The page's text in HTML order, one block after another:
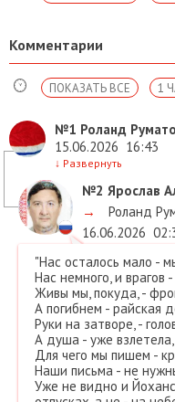
Комментарии
1
ПОКАЗАТЬ ВСЕ
№1 Роланд
15.06.2026 16:43
↓ Развернуть
№2 Ярослав
→
Роланд
16.06.2026
"Нас осталось мало -
Нас немного, и врагов
Живы мы, покуда, -
А погибнем - райская
Руки на затворе, -
А душа - уже
Для чего мы пишем -
Наши письма - не
Уже не видно и